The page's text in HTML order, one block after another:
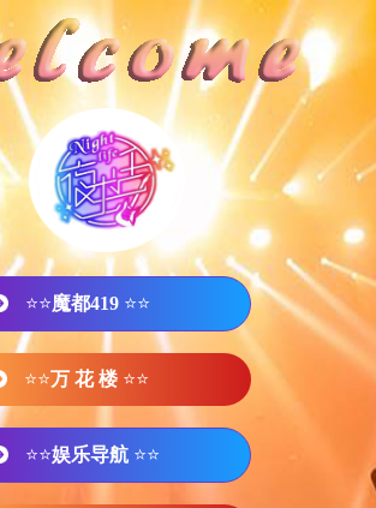
⭐⭐魔都419 ⭐⭐
⭐⭐万 花 楼 ⭐⭐
⭐⭐娱乐导航 ⭐⭐